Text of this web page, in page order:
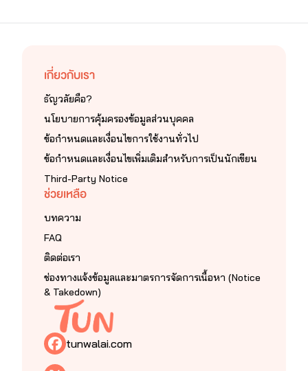
เกี่ยวกับเรา
ธัญวลัยคือ?
นโยบายการคุ้มครองข้อมูลส่วนบุคคล
ข้อกำหนดและเงื่อนไขการใช้งานทั่วไป
ข้อกำหนดและเงื่อนไขเพิ่มเติมสำหรับการเป็นนักเขียน
Third-Party Notice
ช่วยเหลือ
บทความ
FAQ
ติดต่อเรา
ช่องทางแจ้งข้อมูลและมาตรการจัดการเนื้อหา (Notice
& Takedown)
tunwalai.com